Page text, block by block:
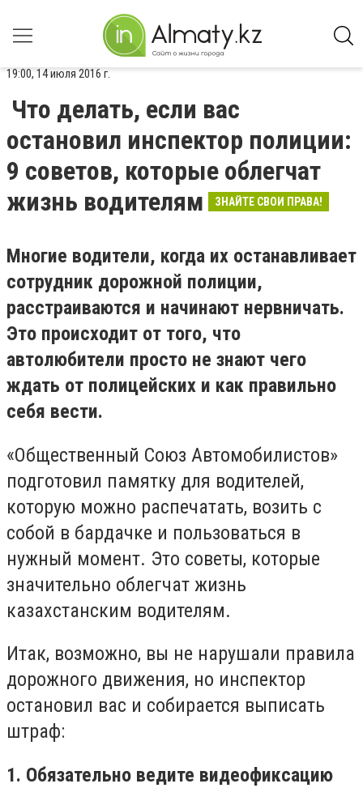
19:00, 14 июля 2016 г.
Что делать, если вас
остановил инспектор полиции:
9 советов, которые облегчат
жизнь водителям
ЗНАЙТЕ СВОИ ПРАВА!
Многие водители, когда их останавливает
сотрудник дорожной полиции,
расстраиваются и начинают нервничать.
Это происходит от того, что
автолюбители просто не знают чего
ждать от полицейских и как правильно
себя вести.
«Общественный Союз Автомобилистов»
подготовил памятку для водителей,
которую можно распечатать, возить с
собой в бардачке и пользоваться в
нужный момент. Это советы, которые
значительно облегчат жизнь
казахстанским водителям.
Итак, возможно, вы не нарушали правила
дорожного движения, но инспектор
остановил вас и собирается выписать
штраф:
1. Обязательно ведите видеофиксацию